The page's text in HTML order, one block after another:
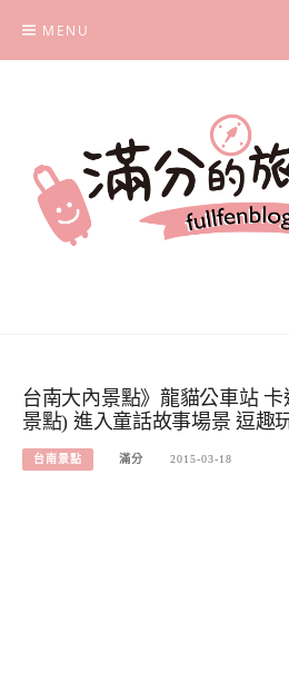
content
MENU
台南大內景點》龍貓公車站
景點) 進入童話故事場景 逗趣
台南景點 滿分 2015-03-18